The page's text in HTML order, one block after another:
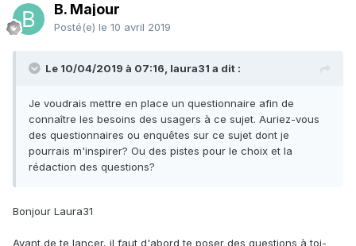
B. Majour
Posté(e) le 10 avril 2019
Le 10/04/2019 à 07:16, laura31 a dit :
Je voudrais mettre en place un questionnaire afin de
connaître les besoins des usagers à ce sujet. Auriez-vous
des questionnaires ou enquêtes sur ce sujet dont je
pourrais m'inspirer? Ou des pistes pour le choix et la
rédaction des questions?
Bonjour Laura31
Avant de te lancer, il faut d'abord te poser des questions à toi-